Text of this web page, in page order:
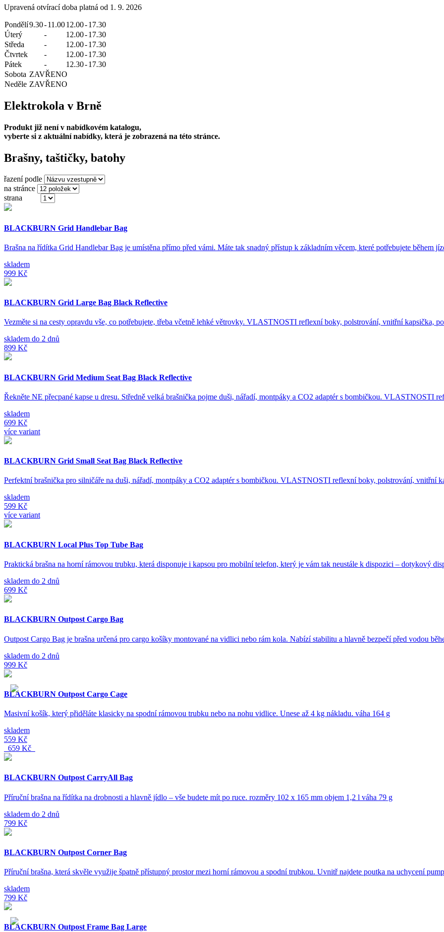
Upravená otvírací doba platná od 1. 9. 2026
Pondělí9.30-11.0012.00-17.30
Úterý
- 12.00-17.30
Středa
- 12.00-17.30
Čtvrtek
- 12.00-17.30
Pátek
- 12.30-17.30
Sobota ZAVŘENO
Neděle ZAVŘENO
Elektrokola v Brně
Produkt již není v nabídkovém katalogu,
vyberte si z aktuální nabídky, která je zobrazená na této stránce.
Brašny, taštičky, batohy
řazení podle
na stránce
strana
BLACKBURN Grid Handlebar Bag
Brašna na řídítka Grid Handlebar Bag je umístěna přímo před vámi. Máte tak snadný přístup k základním věcem, které potřebujete během
skladem
999 Kč
BLACKBURN Grid Large Bag Black Reflective
Vezměte si na cesty opravdu vše, co potřebujete, třeba včetně lehké větrovky. VLASTNOSTI reflexní boky, polstrování, vnitřní kapsička,
skladem do 2 dnů
899 Kč
BLACKBURN Grid Medium Seat Bag Black Reflective
Řekněte NE přecpané kapse u dresu. Středně velká brašnička pojme duši, nářadí, montpáky a CO2 adaptér s bombičkou. VLASTNOSTI
skladem
699 Kč
více variant
BLACKBURN Grid Small Seat Bag Black Reflective
Perfektní brašnička pro silničáře na duši, nářadí, montpáky a CO2 adaptér s bombičkou. VLASTNOSTI reflexní boky, polstrování, vnitřní
skladem
599 Kč
více variant
BLACKBURN Local Plus Top Tube Bag
Praktická brašna na horní rámovou trubku, která disponuje i kapsou pro mobilní telefon, který je vám tak neustále k dispozici – dotykový
skladem do 2 dnů
699 Kč
BLACKBURN Outpost Cargo Bag
Outpost Cargo Bag je brašna určená pro cargo košíky montované na vidlici nebo rám kola. Nabízí stabilitu a hlavně bezpečí před vodou
skladem do 2 dnů
999 Kč
BLACKBURN Outpost Cargo Cage
Masivní košík, který přiděláte klasicky na spodní rámovou trubku nebo na nohu vidlice. Unese až 4 kg nákladu. váha 164 g
skladem
559 Kč
659 Kč
BLACKBURN Outpost CarryAll Bag
Příruční brašna na řídítka na drobnosti a hlavně jídlo – vše budete mít po ruce. rozměry 102 x 165 mm objem 1,2 l váha 79 g
skladem do 2 dnů
799 Kč
BLACKBURN Outpost Corner Bag
Příruční brašna, která skvěle využije špatně přístupný prostor mezi horní rámovou a spodní trubkou. Uvnitř najdete poutka na uchycení
skladem
799 Kč
BLACKBURN Outpost Frame Bag Large